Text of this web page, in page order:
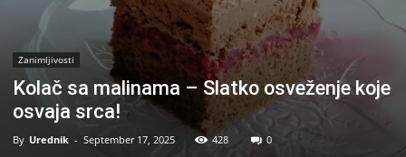
Zanimljivosti
Kolač sa malinama – Slatko osveženje koje
osvaja srca!
By Urednik - September 17, 2025 428 0